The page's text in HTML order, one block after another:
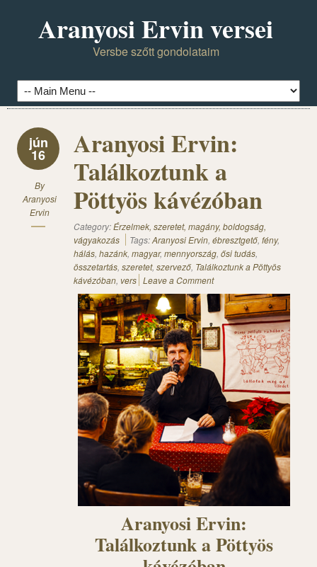
Aranyosi Ervin versei
Versbe szőtt gondolataim
jún
16
By
Aranyosi
Ervin
Aranyosi Ervin:
Találkoztunk a
Pöttyös kávézóban
Category:Érzelmek, szeretet, magány, boldogság,
vágyakozás
Tags:Aranyosi Ervin, ébresztgető, fény,
hálás, hazánk, magyar, mennyország, ősi tudás,
összetartás, szeretet, szervező, Találkoztunk a Pöttyös
kávézóban, vers Leave a Comment
Aranyosi Ervin:
Találkoztunk a Pöttyös